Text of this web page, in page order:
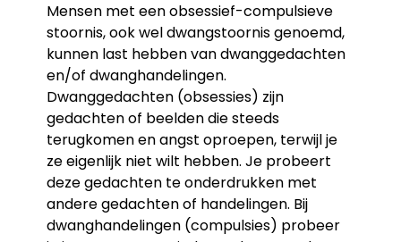
Mensen met een obsessief-compulsieve
stoornis, ook wel dwangstoornis genoemd,
kunnen last hebben van dwanggedachten
en/of dwanghandelingen.
Dwanggedachten (obsessies) zijn
gedachten of beelden die steeds
terugkomen en angst oproepen, terwijl je
ze eigenlijk niet wilt hebben. Je probeert
deze gedachten te onderdrukken met
andere gedachten of handelingen. Bij
dwanghandelingen (compulsies) probeer